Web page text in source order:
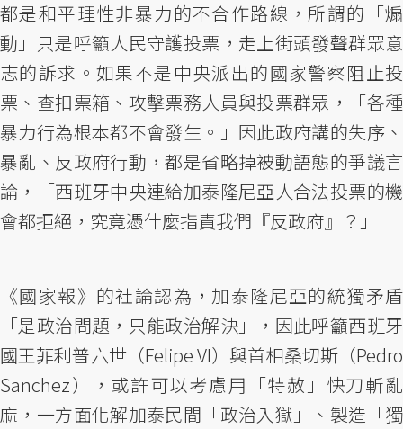
都是和平理性非暴力的不合作路線，所謂的「煽
動」只是呼籲人民守護投票，走上街頭發聲群眾意
志的訴求。如果不是中央派出的國家警察阻止投
票、查扣票箱、攻擊票務人員與投票群眾，「各種
暴力行為根本都不會發生。」因此政府講的失序、
暴亂、反政府行動，都是省略掉被動語態的爭議言
論，「西班牙中央連給加泰隆尼亞人合法投票的機
會都拒絕，究竟憑什麼指責我們『反政府』？」
《國家報》的社論認為，加泰隆尼亞的統獨矛盾
「是政治問題，只能政治解決」，因此呼籲西班牙
國王菲利普六世（Felipe VI）與首相桑切斯（Pedro
Sanchez），或許可以考慮用「特赦」快刀斬亂
麻，一方面化解加泰民間「政治入獄」、製造「獨